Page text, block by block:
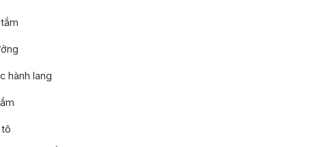
hành lang